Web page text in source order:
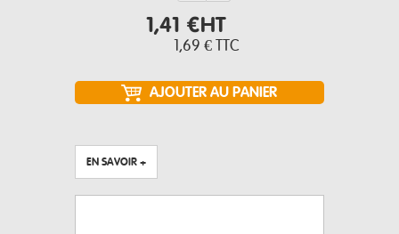
1,41 €HT
1,69 € TTC
EN SAVOIR +